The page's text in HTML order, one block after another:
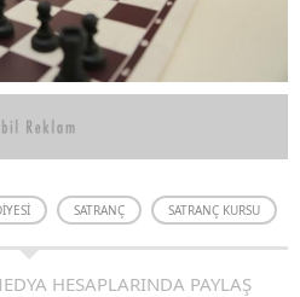
SATRANÇ SATRANÇ KURSU
HESAPLARINDA PAYLAŞ